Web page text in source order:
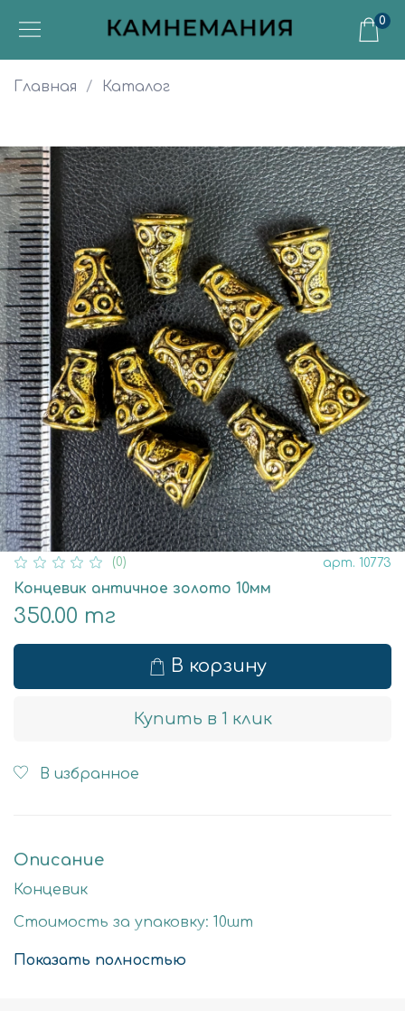
0
Главная Каталог
(0) арт. 10773
Концевик античное золото 10мм
350.00 тг
В корзину
Купить в 1 клик
В избранное
Описание
Концевик
Стоимость за упаковку: 10шт
Цвет: античное золото
Показать полностью